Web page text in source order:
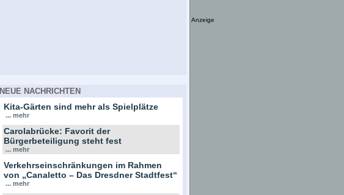
NEUE NACHRICHTEN
Kita-Gärten sind mehr als Spielplätze
... mehr
Carolabrücke: Favorit der
Bürgerbeteiligung steht fest
... mehr
Verkehrseinschränkungen im Rahmen
von „Canaletto – Das Dresdner Stadtfest“
... mehr
Anzeige